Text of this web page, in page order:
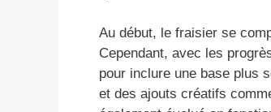
Au début, le fraisier se
Cependant, avec les
pour inclure une base plus
et des ajouts créatifs